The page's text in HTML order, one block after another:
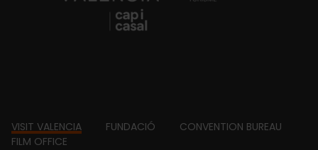
Footer
VISIT VALENCIA FUNDACIÓ
CONVENTION BUREAU
FILM OFFICE